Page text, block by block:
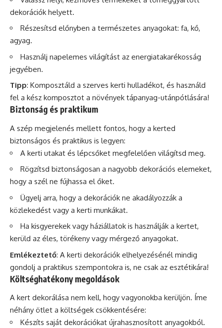
dekorációk helyett.
Részesítsd előnyben a természetes anyagokat: fa, kő,
agyag.
Használj napelemes világítást az energiatakarékosság
jegyében.
Tipp: Komposztáld a szerves kerti hulladékot, és használd
fel a kész komposztot a növények tápanyag-utánpótlására!
Biztonság és praktikum
A szép megjelenés mellett fontos, hogy a kerted
biztonságos és praktikus is legyen:
A kerti utakat és lépcsőket megfelelően világítsd meg.
Rögzítsd biztonságosan a nagyobb dekorációs elemeket,
hogy a szél ne fújhassa el őket.
Ügyelj arra, hogy a dekorációk ne akadályozzák a
közlekedést vagy a kerti munkákat.
Ha kisgyerekek vagy háziállatok is használják a kertet,
kerüld az éles, törékeny vagy mérgező anyagokat.
Emlékeztető: A kerti dekorációk elhelyezésénél mindig
gondolj a praktikus szempontokra is, ne csak az esztétikára!
Költséghatékony megoldások
A kert dekorálása nem kell, hogy vagyonokba kerüljön. Íme
néhány ötlet a költségek csökkentésére:
Készíts saját dekorációkat újrahasznosított anyagokból.